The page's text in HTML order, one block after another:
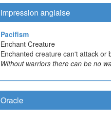
Impression anglaise
Pacifism
Enchant Creature
Enchanted creature can't attack or
Without warriors there can be no
Oracle